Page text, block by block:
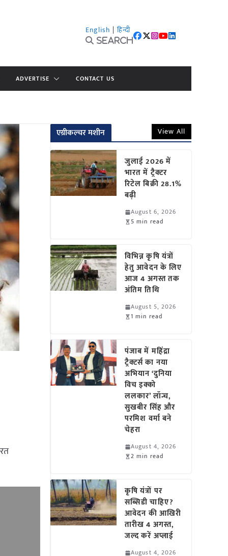
English | हिन्दी
Search
ADVERTISE CONTACT US
एग्रीकल्चर मशीन View All
जुलाई 2026 में
भारत में ट्रैक्टर
रिटेल बिक्री 28.1%
बढ़ी
August 6, 2026
5 min read
विभिन्न कृषि यंत्रों
हेतु आवेदन के लिए
आज 4 अगस्त तक
अंतिम तिथि
August 5, 2026
1 min read
पंजाब में महिंद्रा
ट्रैक्टर्स का नया
अभियान ‘दुनिया
विच इक्को
ललकार’ लॉन्च,
सुखबीर सिंह और
परमिश वर्मा बने
चेहरा
August 4, 2026
2 min read
कृषि यंत्रों पर
सब्सिडी चाहिए?
आवेदन की आखिरी
तारीख 4 अगस्त,
जल्द करें अप्लाई
August 4, 2026